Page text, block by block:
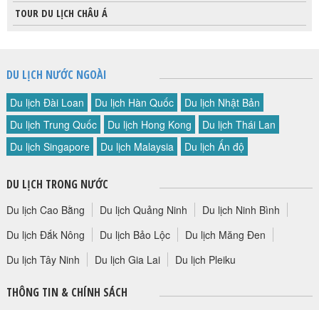
TOUR DU LỊCH CHÂU Á
DU LỊCH NƯỚC NGOÀI
Du lịch Đài Loan Du lịch Hàn Quốc
Du lịch Nhật Bản
Du lịch Trung Quốc
Du lịch Hong Kong
Du lịch Thái Lan
Du lịch Singapore
Du lịch Malaysia Du lịch Ấn độ
DU LỊCH TRONG NƯỚC
Du lịch Cao Bằng Du lịch Quảng Ninh
Du lịch Ninh Bình
Du lịch Đắk Nông
Du lịch Bảo Lộc
Du lịch Măng Đen
Du lịch Tây Ninh
Du lịch Gia Lai Du lịch Pleiku
THÔNG TIN & CHÍNH SÁCH